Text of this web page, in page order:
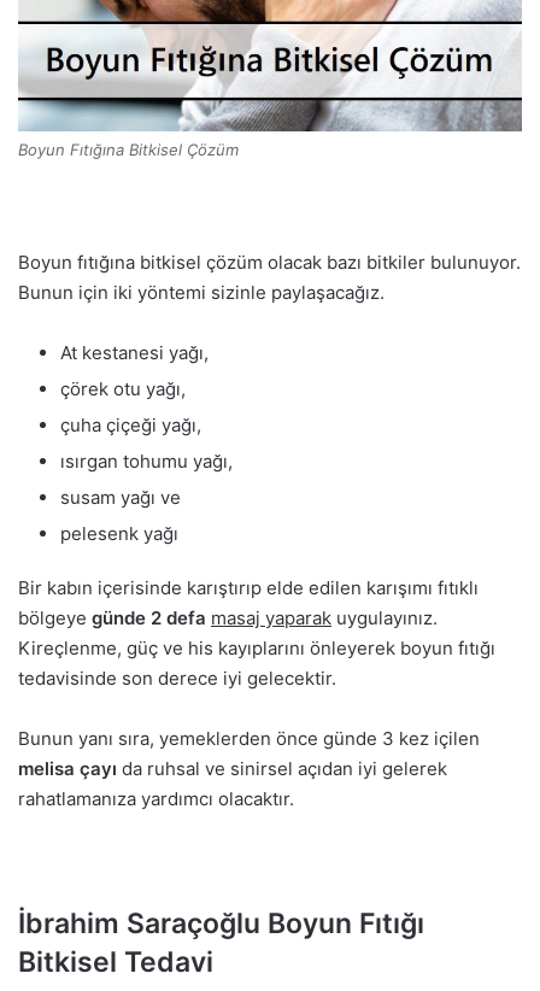
Boyun Fıtığına Bitkisel Çözüm
Boyun fıtığına bitkisel çözüm olacak bazı bitkiler bulunuyor.
Bunun için iki yöntemi sizinle paylaşacağız.
At kestanesi yağı,
çörek otu yağı,
çuha çiçeği yağı,
ısırgan tohumu yağı,
susam yağı ve
pelesenk yağı
Bir kabın içerisinde karıştırıp elde edilen karışımı fıtıklı
bölgeye günde 2 defa masaj yaparak uygulayınız.
Kireçlenme, güç ve his kayıplarını önleyerek boyun fıtığı
tedavisinde son derece iyi gelecektir.
Bunun yanı sıra, yemeklerden önce günde 3 kez içilen
melisa çayı da ruhsal ve sinirsel açıdan iyi gelerek
rahatlamanıza yardımcı olacaktır.
İbrahim Saraçoğlu Boyun Fıtığı
Bitkisel Tedavi